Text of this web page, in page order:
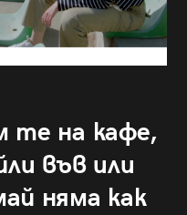
те на кафе,
във или
няма как